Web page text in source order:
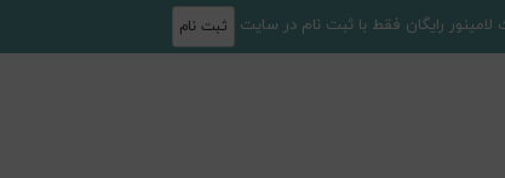
ثبت نام